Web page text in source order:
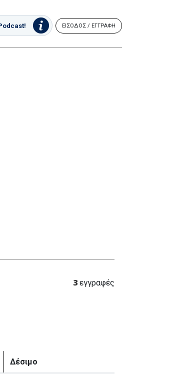
ΕΙΣΟΔΟΣ / ΕΓΓΡΑΦΗ
3 εγγραφές
Δέσιμο